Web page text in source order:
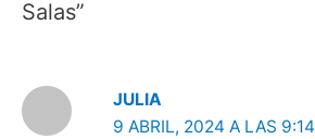
Salas”
JULIA
9 ABRIL, 2024 A LAS 9:14